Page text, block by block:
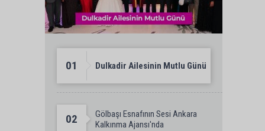
01 Dulkadir Ailesinin Mutlu Günü
02
Gölbaşı Esnafının Sesi Ankara
Kalkınma Ajansı'nda